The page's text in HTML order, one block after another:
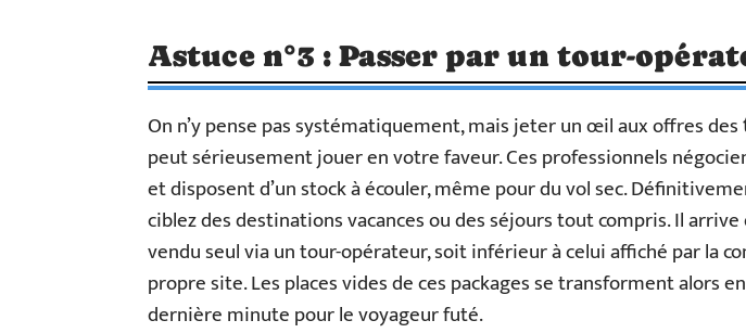
Astuce n°3 : Passer par un tour-
On n’y pense pas systématiquement, mais jeter un œil aux offres des
peut sérieusement jouer en votre faveur. Ces professionnels
et disposent d’un stock à écouler, même pour du vol sec.
ciblez des destinations vacances ou des séjours tout compris. Il
vendu seul via un tour-opérateur, soit inférieur à celui affiché par la
propre site. Les places vides de ces packages se transforment alors
dernière minute pour le voyageur futé.